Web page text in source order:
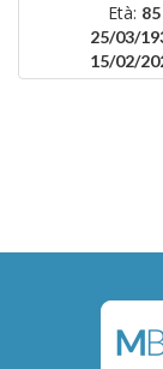
Età: 85
25/03/
15/02/